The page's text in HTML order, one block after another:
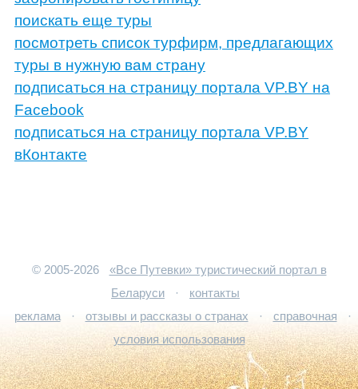
поискать еще туры
посмотреть список турфирм, предлагающих
туры в нужную вам страну
подписаться на страницу портала VP.BY на
Facebook
подписаться на страницу портала VP.BY
вКонтакте
© 2005-2026
«Все Путевки» туристический портал в
Беларуси
·
контакты
реклама
· отзывы и рассказы о странах · справочная
·
условия использования